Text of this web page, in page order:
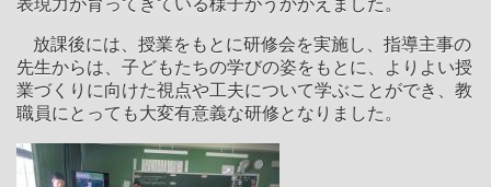
放課後には、授業をもとに研修会を実施し、指導主事の
先生からは、子どもたちの学びの姿をもとに、よりよい授
業づくりに向けた視点や工夫について学ぶことができ、教
職員にとっても大変有意義な研修となりました。